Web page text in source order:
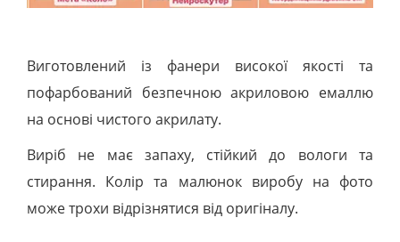
Виготовлений із фанери високої якості та
пофарбований безпечною акриловою емаллю
на основі чистого акрилату.
Виріб не має запаху, стійкий до вологи та
стирання. Колір та малюнок виробу на фото
може трохи відрізнятися від оригіналу.